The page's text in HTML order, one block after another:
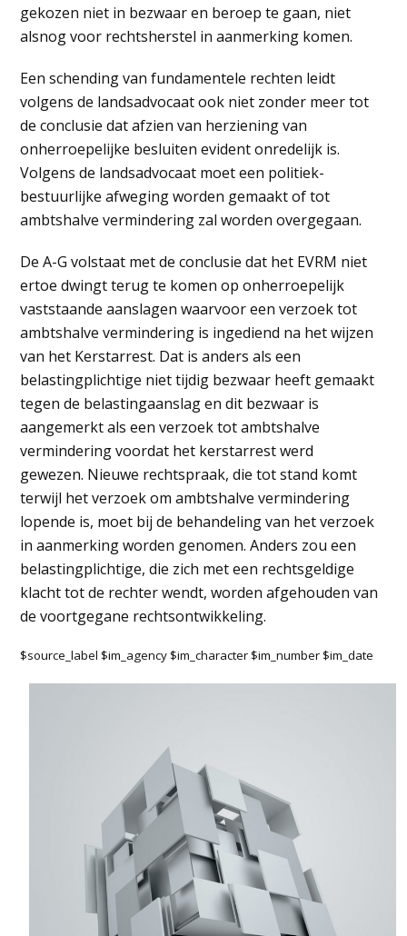
gekozen niet in bezwaar en beroep te gaan, niet
alsnog voor rechtsherstel in aanmerking komen.
Een schending van fundamentele rechten leidt
volgens de landsadvocaat ook niet zonder meer tot
de conclusie dat afzien van herziening van
onherroepelijke besluiten evident onredelijk is.
Volgens de landsadvocaat moet een politiek-
bestuurlijke afweging worden gemaakt of tot
ambtshalve vermindering zal worden overgegaan.
De A-G volstaat met de conclusie dat het EVRM niet
ertoe dwingt terug te komen op onherroepelijk
vaststaande aanslagen waarvoor een verzoek tot
ambtshalve vermindering is ingediend na het wijzen
van het Kerstarrest. Dat is anders als een
belastingplichtige niet tijdig bezwaar heeft gemaakt
tegen de belastingaanslag en dit bezwaar is
aangemerkt als een verzoek tot ambtshalve
vermindering voordat het kerstarrest werd
gewezen. Nieuwe rechtspraak, die tot stand komt
terwijl het verzoek om ambtshalve vermindering
lopende is, moet bij de behandeling van het verzoek
in aanmerking worden genomen. Anders zou een
belastingplichtige, die zich met een rechtsgeldige
klacht tot de rechter wendt, worden afgehouden van
de voortgegane rechtsontwikkeling.
$source_label $im_agency $im_character $im_number $im_date